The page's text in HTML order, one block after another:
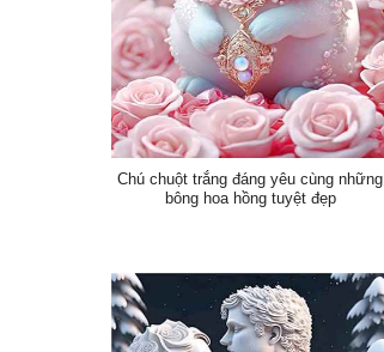
Chú chuột trắng đáng yêu cùng những
bông hoa hồng tuyệt đẹp